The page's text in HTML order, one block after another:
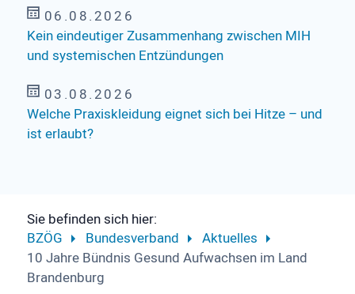
06.08.2026
Kein eindeutiger Zusammenhang zwischen MIH
und systemischen Entzündungen
03.08.2026
Welche Praxiskleidung eignet sich bei Hitze – und
ist erlaubt?
Sie befinden sich hier:
BZÖG
Bundesverband
Aktuelles
10 Jahre Bündnis Gesund Aufwachsen im Land
Brandenburg